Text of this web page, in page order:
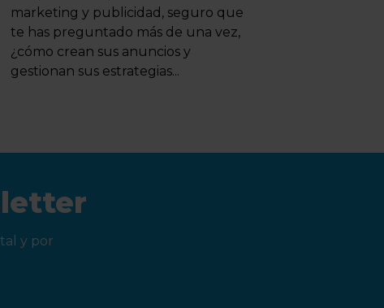
marketing y publicidad, seguro que
te has preguntado más de una vez,
¿cómo crean sus anuncios y
gestionan sus estrategias...
y por